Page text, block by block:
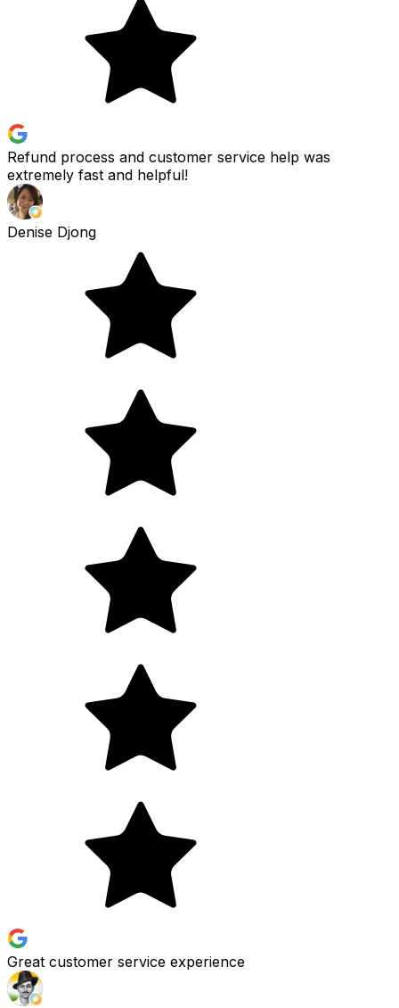
Refund process and customer service help was
extremely fast and helpful!
Denise Djong
Great customer service experience